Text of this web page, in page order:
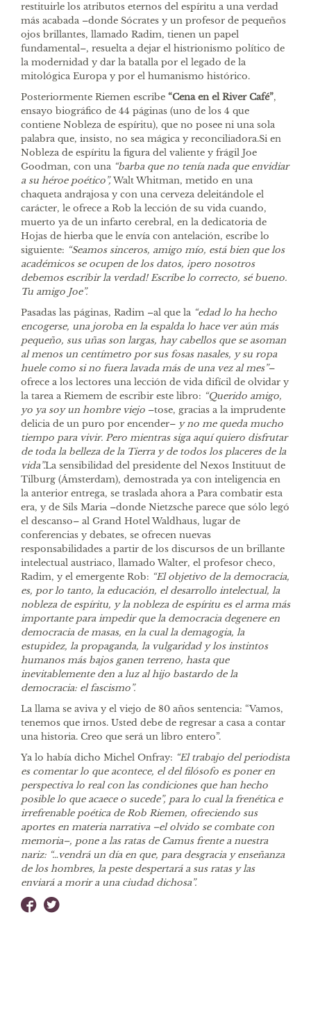
restituirle los atributos eternos del espíritu a una verdad
más acabada –donde Sócrates y un profesor de pequeños
ojos brillantes, llamado Radim, tienen un papel
fundamental–, resuelta a dejar el histrionismo político de
la modernidad y dar la batalla por el legado de la
mitológica Europa y por el humanismo histórico.
Posteriormente Riemen escribe “Cena en el River Café”,
ensayo biográfico de 44 páginas (uno de los 4 que
contiene Nobleza de espíritu), que no posee ni una sola
palabra que, insisto, no sea mágica y reconciliadora.Si en
Nobleza de espíritu la figura del valiente y frágil Joe
Goodman, con una “barba que no tenía nada que envidiar
a su héroe poético”,Walt Whitman, metido en una
chaqueta andrajosa y con una cerveza deleitándole el
carácter, le ofrece a Rob la lección de su vida cuando,
muerto ya de un infarto cerebral, en la dedicatoria de
Hojas de hierba que le envía con antelación, escribe lo
siguiente: “Seamos sinceros, amigo mío, está bien que los
académicos se ocupen de los datos, ¡pero nosotros
debemos escribir la verdad! Escribe lo correcto, sé bueno.
Tu amigo Joe”.
Pasadas las páginas, Radim –al que la “edad lo ha hecho
encogerse, una joroba en la espalda lo hace ver aún más
pequeño, sus uñas son largas, hay cabellos que se asoman
al menos un centímetro por sus fosas nasales, y su ropa
huele como si no fuera lavada más de una vez al mes”–
ofrece a los lectores una lección de vida difícil de olvidar y
la tarea a Riemem de escribir este libro: “Querido amigo,
yo ya soy un hombre viejo –tose, gracias a la imprudente
delicia de un puro por encender– y no me queda mucho
tiempo para vivir. Pero mientras siga aquí quiero disfrutar
de toda la belleza de la Tierra y de todos los placeres de la
vida”.La sensibilidad del presidente del Nexos Instituut de
Tilburg (Ámsterdam), demostrada ya con inteligencia en
la anterior entrega, se traslada ahora a Para combatir esta
era, y de Sils Maria –donde Nietzsche parece que sólo legó
el descanso– al Grand Hotel Waldhaus, lugar de
conferencias y debates, se ofrecen nuevas
responsabilidades a partir de los discursos de un brillante
intelectual austriaco, llamado Walter, el profesor checo,
Radim, y el emergente Rob: “El objetivo de la democracia,
es, por lo tanto, la educación, el desarrollo intelectual, la
nobleza de espíritu, y la nobleza de espíritu es el arma más
importante para impedir que la democracia degenere en
democracia de masas, en la cual la demagogia, la
estupidez, la propaganda, la vulgaridad y los instintos
humanos más bajos ganen terreno, hasta que
inevitablemente den a luz al hijo bastardo de la
democracia: el fascismo”.
La llama se aviva y el viejo de 80 años sentencia: “Vamos,
tenemos que irnos. Usted debe de regresar a casa a contar
una historia. Creo que será un libro entero”.
Ya lo había dicho Michel Onfray: “El trabajo del periodista
es comentar lo que acontece, el del filósofo es poner en
perspectiva lo real con las condiciones que han hecho
posible lo que acaece o sucede”, para lo cual la frenética e
irrefrenable poética de Rob Riemen, ofreciendo sus
aportes en materia narrativa –el olvido se combate con
memoria–, pone a las ratas de Camus frente a nuestra
nariz: “…vendrá un día en que, para desgracia y enseñanza
de los hombres, la peste despertará a sus ratas y las
enviará a morir a una ciudad dichosa”.